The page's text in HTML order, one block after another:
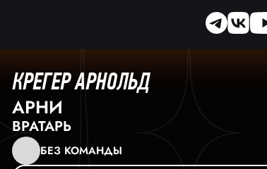
КРЕГЕР АРНОЛЬД
АРНИ
ВРАТАРЬ
БЕЗ КОМАНДЫ